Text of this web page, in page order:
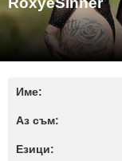
Име:
Аз съм:
Езици: